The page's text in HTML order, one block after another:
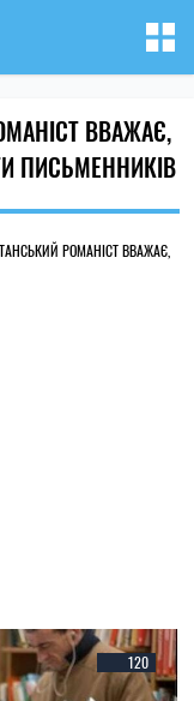
ВВАЖАЄ,
ПИСЬМЕННИКІВ
РОМАНІСТ ВВАЖАЄ,
120